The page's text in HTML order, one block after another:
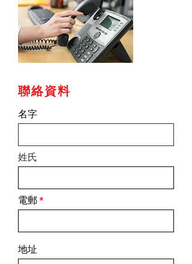
聯絡資料
名字
姓氏
電郵
地址